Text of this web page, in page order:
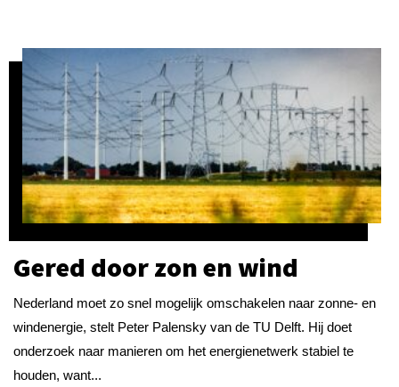
Gered door zon en wind
Nederland moet zo snel mogelijk omschakelen naar zonne- en
windenergie, stelt Peter Palensky van de TU Delft. Hij doet
onderzoek naar manieren om het energienetwerk stabiel te
houden, want...